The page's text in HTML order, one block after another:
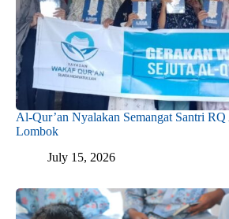
Al-Qur’an Nyalakan Semangat Santri
Lombok
July 15, 2026